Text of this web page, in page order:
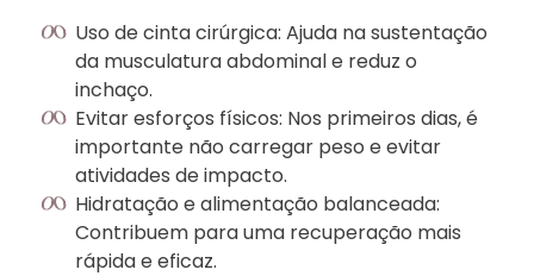
Uso de cinta cirúrgica: Ajuda na sustentação
da musculatura abdominal e reduz o
inchaço.
Evitar esforços físicos: Nos primeiros dias, é
importante não carregar peso e evitar
atividades de impacto.
Hidratação e alimentação balanceada:
Contribuem para uma recuperação mais
rápida e eficaz.